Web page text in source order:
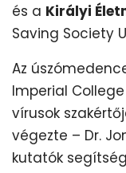
és a Királyi
Saving Society
Az
Imperial
vírusok
végezte – Dr.
kutatók